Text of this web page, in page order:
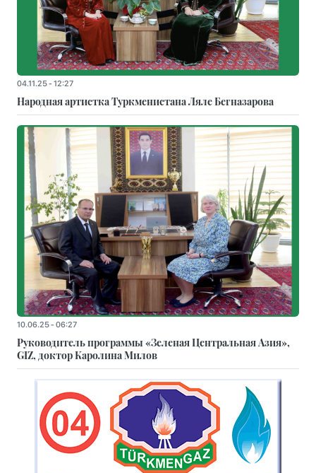
04.11.25 - 12:27
Народная артистка Туркменистана Ляле Бегназарова
10.06.25 - 06:27
Руководитель программы «Зеленая Центральная Азия»,
GIZ, доктор Каролина Милов